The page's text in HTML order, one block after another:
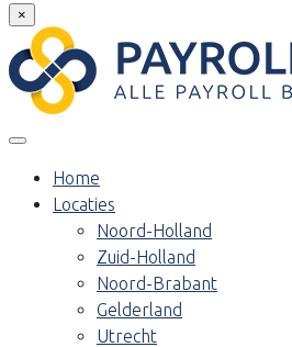
×
Home
Locaties
Noord-Holland
Zuid-Holland
Noord-Brabant
Gelderland
Utrecht